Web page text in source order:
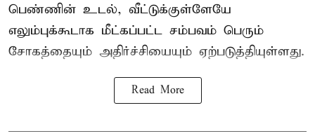
பெண்ணின் உடல், வீட்டுக்குள்ளேயே
எலும்புக்கூடாக மீட்கப்பட்ட சம்பவம் பெரும்
சோகத்தையும் அதிர்ச்சியையும் ஏற்படுத்தியுள்ளது.
Read More